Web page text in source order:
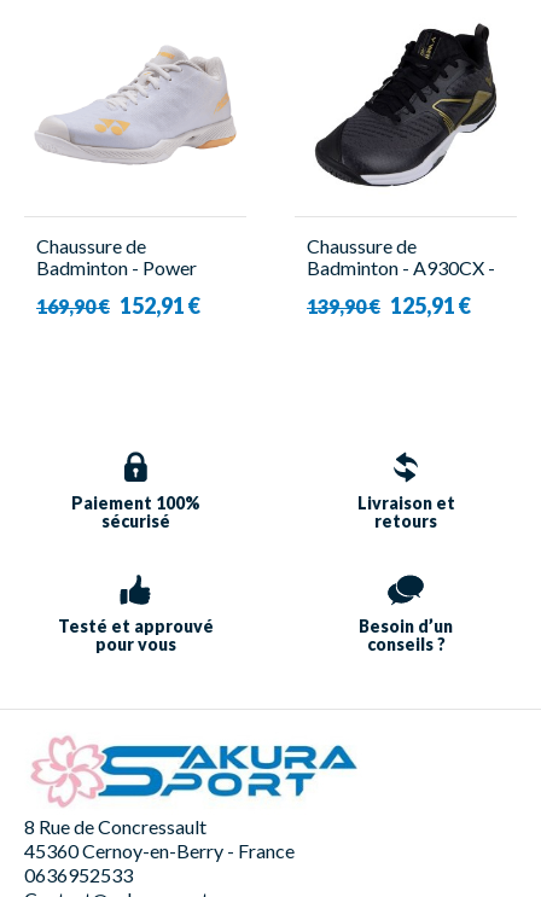
Chaussure de
Badminton - Power
Blanc/Orange - Femme
169,90 € 152,91 €
Chaussure de
Badminton - A930CX -
139,90 € 125,91 €
Paiement 100%
sécurisé
Livraison et
retours
Testé et approuvé
pour vous
Besoin d’un
conseils ?
8 Rue de Concressault
45360 Cernoy-en-Berry - France
0636952533